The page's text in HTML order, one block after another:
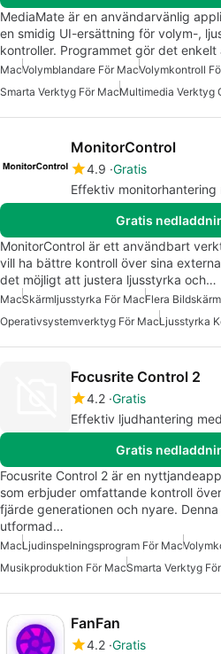
MediaMate är en användarvänlig
en smidig UI-ersättning för volym-,
kontroller. Programmet gör det
MacVolymblandare För MacVolymkontroll
Smarta Verktyg För MacMultimedia Verktyg
MonitorControl
4.9 Gratis
Effektiv
Gratis
MonitorControl är ett användbart
vill ha bättre kontroll över sina
det möjligt att justera ljusstyrka och…
MacSkärmljusstyrka För MacFlera
Operativsystemverktyg För MacLjusstyrka
Focusrite Control 2
4.2 Gratis
Effektiv ljudhantering
Gratis
Focusrite Control 2 är en
som erbjuder omfattande kontroll
fjärde generationen och nyare.
utformad…
MacLjudinspelningsprogram För Mac
Musikproduktion För MacSmarta Verktyg
FanFan
4.2 Gratis